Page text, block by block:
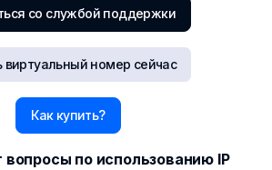
со службой поддержки
виртуальный номер сейчас
Как купить?
вопросы по использованию IP